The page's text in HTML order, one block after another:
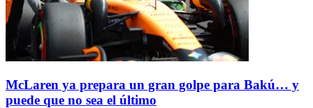
McLaren ya prepara un gran golpe para Bakú… y
puede que no sea el último